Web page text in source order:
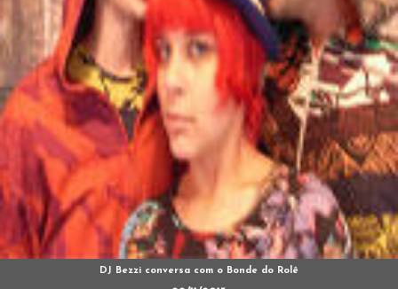
DJ Bezzi conversa com o Bonde do Rolê